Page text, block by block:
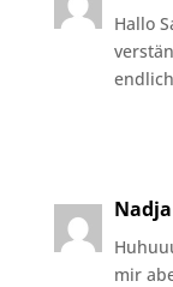
Hallo
Nadja
mir